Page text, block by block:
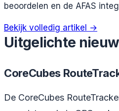
beoordelen en de AFAS
Bekijk volledig artikel →
Uitgelichte
CoreCubes
De CoreCubes